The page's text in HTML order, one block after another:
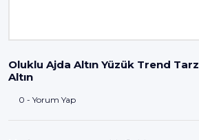
Oluklu Ajda Altın Yüzük Trend
Altın
0 - Yorum Yap